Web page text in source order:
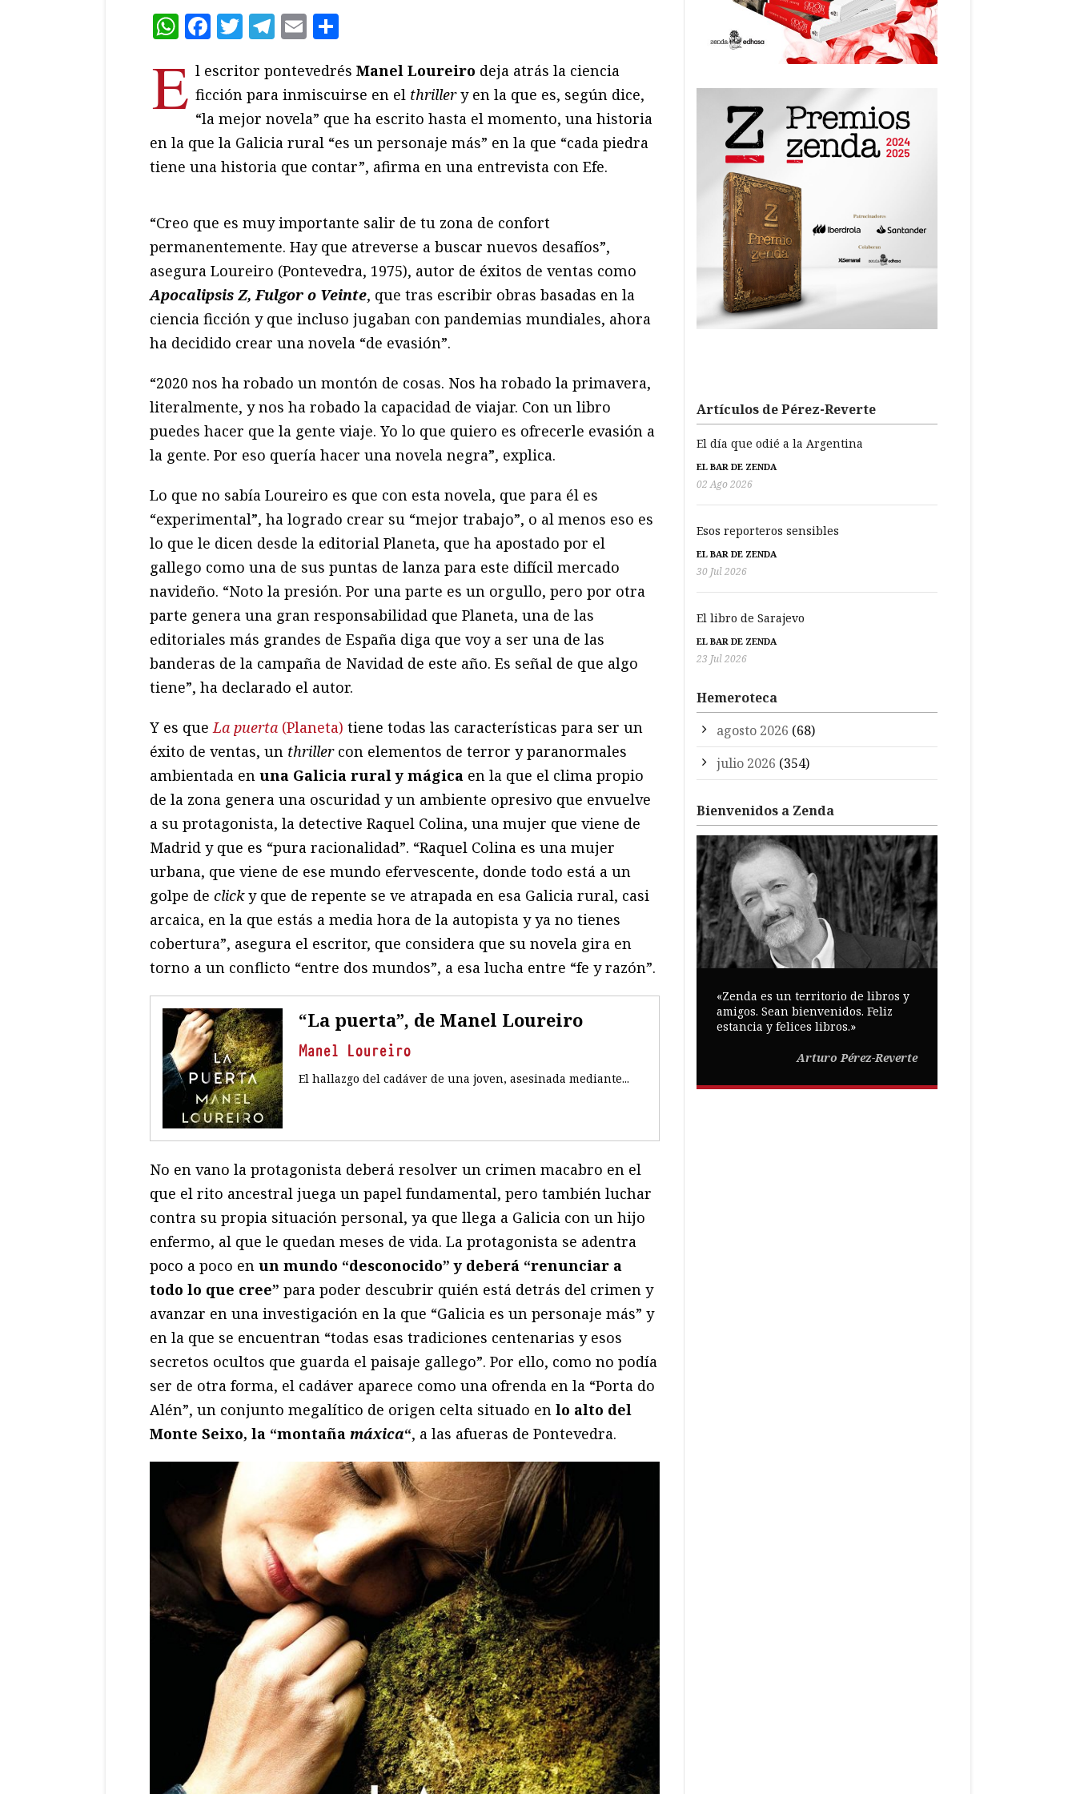
WhatsApp
Facebook
Twitter
Telegram
Email
E l escritor pontevedrés Manel Loureiro deja atrás la ciencia
ficción para inmiscuirse en el thrillery en la que es, según dice,
“la mejor novela” que ha escrito hasta el momento, una historia
en la que la Galicia rural “es un personaje más” en la que “cada piedra
tiene una historia que contar”, afirma en una entrevista con Efe.
“Creo que es muy importante salir de tu zona de confort
permanentemente. Hay que atreverse a buscar nuevos desafíos”,
asegura Loureiro (Pontevedra, 1975), autor de éxitos de ventas como
Apocalipsis Z, Fulgor o Veinte, que tras escribir obras basadas en la
ciencia ficción y que incluso jugaban con pandemias mundiales, ahora
ha decidido crear una novela “de evasión”.
“2020 nos ha robado un montón de cosas. Nos ha robado la primavera,
literalmente, y nos ha robado la capacidad de viajar. Con un libro
puedes hacer que la gente viaje. Yo lo que quiero es ofrecerle evasión a
la gente. Por eso quería hacer una novela negra”, explica.
Lo que no sabía Loureiro es que con esta novela, que para él es
“experimental”, ha logrado crear su “mejor trabajo”, o al menos eso es
lo que le dicen desde la editorial Planeta, que ha apostado por el
gallego como una de sus puntas de lanza para este difícil mercado
navideño. “Noto la presión. Por una parte es un orgullo, pero por otra
parte genera una gran responsabilidad que Planeta, una de las
editoriales más grandes de España diga que voy a ser una de las
banderas de la campaña de Navidad de este año. Es señal de que algo
tiene”, ha declarado el autor.
Y es queLa puerta (Planeta) tiene todas las características para ser un
éxito de ventas, un thrillercon elementos de terror y paranormales
ambientada en una Galicia rural y mágica en la que el clima propio
de la zona genera una oscuridad y un ambiente opresivo que envuelve
a su protagonista, la detective Raquel Colina, una mujer que viene de
Madrid y que es “pura racionalidad”. “Raquel Colina es una mujer
urbana, que viene de ese mundo efervescente, donde todo está a un
golpe de clicky que de repente se ve atrapada en esa Galicia rural, casi
arcaica, en la que estás a media hora de la autopista y ya no tienes
cobertura”, asegura el escritor, que considera que su novela gira en
torno a un conflicto “entre dos mundos”, a esa lucha entre “fe y razón”.
“La puerta”, de Manel Loureiro
Manel Loureiro
El hallazgo del cadáver de una joven, asesinada mediante...
No en vano la protagonista deberá resolver un crimen macabro en el
que el rito ancestral juega un papel fundamental, pero también luchar
contra su propia situación personal, ya que llega a Galicia con un hijo
enfermo, al que le quedan meses de vida. La protagonista se adentra
poco a poco en un mundo “desconocido” y deberá “renunciar a
todo lo que cree” para poder descubrir quién está detrás del crimen y
avanzar en una investigación en la que “Galicia es un personaje más” y
en la que se encuentran “todas esas tradiciones centenarias y esos
secretos ocultos que guarda el paisaje gallego”. Por ello, como no podía
ser de otra forma, el cadáver aparece como una ofrenda en la “Porta do
Alén”, un conjunto megalítico de origen celta situado en lo alto del
Monte Seixo, la “montaña máxica“, a las afueras de Pontevedra.
Artículos de Pérez-Reverte
El día que odié a la Argentina
EL BAR DE ZENDA
02 Ago 2026
Esos reporteros sensibles
EL BAR DE ZENDA
30 Jul 2026
El libro de Sarajevo
EL BAR DE ZENDA
23 Jul 2026
Hemeroteca
agosto 2026 (68)
julio 2026 (354)
Bienvenidos a Zenda
«Zenda es un territorio de libros y
amigos. Sean bienvenidos. Feliz
estancia y felices libros.»
Arturo Pérez-Reverte